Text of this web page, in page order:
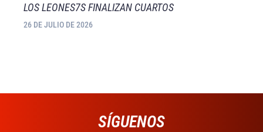
LOS LEONES7S FINALIZAN CUARTOS
26 DE JULIO DE 2026
SÍGUENOS